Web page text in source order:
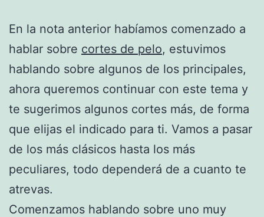
En la nota anterior habíamos comenzado a
hablar sobre cortes de pelo, estuvimos
hablando sobre algunos de los principales,
ahora queremos continuar con este tema y
te sugerimos algunos cortes más, de forma
que elijas el indicado para ti. Vamos a pasar
de los más clásicos hasta los más
peculiares, todo dependerá de a cuanto te
atrevas.
Comenzamos hablando sobre uno muy